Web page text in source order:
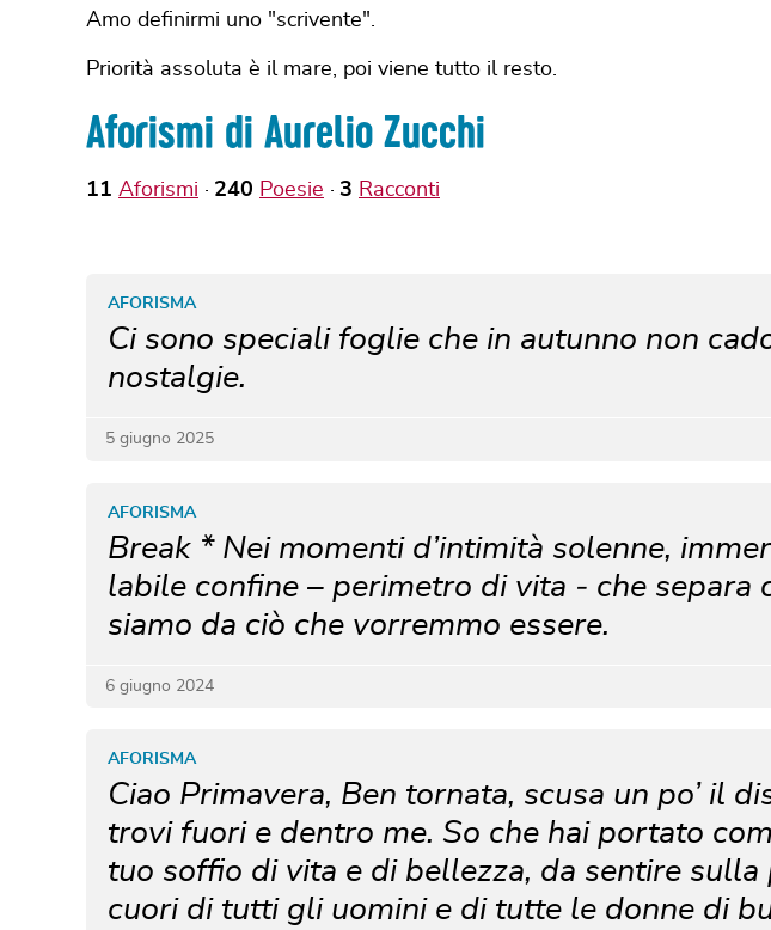
Amo definirmi uno "scrivente".
Priorità assoluta è il mare, poi viene tutto il resto.
Aforismi di Aurelio Zucchi
11 Aforismi 240 Poesie 3 Racconti
Ci sono speciali foglie che in autunno non
nostalgie.
AFORISMA
5 giugno 2025
Break * Nei momenti d’intimità solenne,
labile confine – perimetro di vita ‐ che separa
siamo da ciò che vorremmo essere.
AFORISMA
6 giugno 2024
Ciao Primavera, Ben tornata, scusa un po’ il
trovi fuori e dentro me. So che hai portato
tuo soffio di vita e di bellezza, da sentire sulla
cuori di tutti gli uomini e di tutte le donne di
AFORISMA